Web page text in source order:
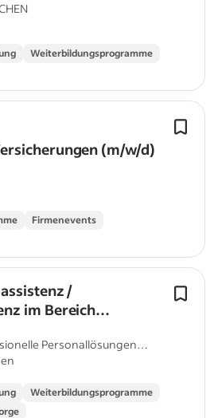
Weiterbildungsprogramme
(m/w/d)
Firmenevents
/
im Bereich
Personallösungen
Weiterbildungsprogramme